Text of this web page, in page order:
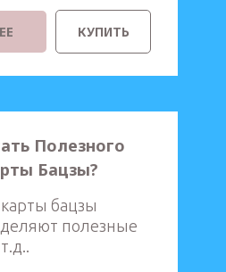
КУПИТЬ
Полезного
Бацзы?
бацзы
полезные